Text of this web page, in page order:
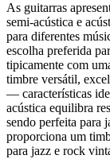
As guitarras
semi-acústica e
para diferentes
escolha preferida
tipicamente com
timbre versátil,
— características
acústica equilibra
sendo perfeita para
proporciona um
para jazz e rock